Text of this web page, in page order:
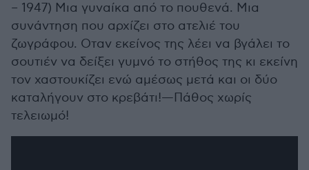
– 1947) Μια γυναίκα από το πουθενά. Μια
συνάντηση που αρχίζει στο ατελιέ του
ζωγράφου. Οταν εκείνος της λέει να βγάλει το
σουτιέν να δείξει γυμνό το στήθος της κι εκείνη
τον χαστουκίζει ενώ αμέσως μετά και οι δύο
καταλήγουν στο κρεβάτι!—Πάθος χωρίς
τελειωμό!